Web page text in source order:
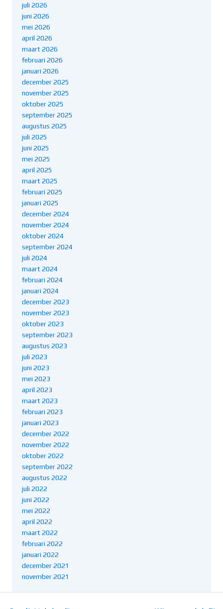
juli 2026
juni 2026
mei 2026
april 2026
maart 2026
februari 2026
januari 2026
december 2025
november 2025
oktober 2025
september 2025
augustus 2025
juli 2025
juni 2025
mei 2025
april 2025
maart 2025
februari 2025
januari 2025
december 2024
november 2024
oktober 2024
september 2024
juli 2024
maart 2024
februari 2024
januari 2024
december 2023
november 2023
oktober 2023
september 2023
augustus 2023
juli 2023
juni 2023
mei 2023
april 2023
maart 2023
februari 2023
januari 2023
december 2022
november 2022
oktober 2022
september 2022
augustus 2022
juli 2022
juni 2022
mei 2022
april 2022
maart 2022
februari 2022
januari 2022
december 2021
november 2021